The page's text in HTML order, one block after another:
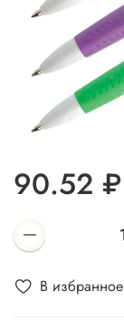
В избранное
90.52 ₽